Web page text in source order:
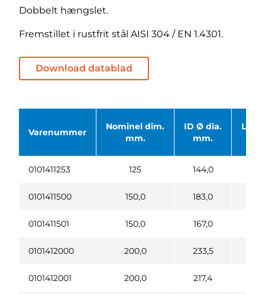
Dobbelt hængslet.
Fremstillet i rustfrit stål AISI 304 / EN 1.4301.
Download datablad
Varenummer
Nominel dim.
mm.
ID Ø dia.
mm.
0101411253 125 144,0
0101411500 150,0 183,0
0101411501 150,0 167,0
0101412000 200,0 233,5
0101412001 200,0 217,4